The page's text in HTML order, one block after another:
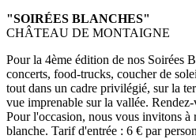
"SOIRÉES BLANCHES"
CHÂTEAU DE MONTAIGNE
Pour la 4ème édition de nos Soirées
concerts, food-trucks, coucher de
tout dans un cadre privilégié, sur la
vue imprenable sur la vallée.
Pour l'occasion, nous vous invitons à
blanche. Tarif d'entrée : 6 € par